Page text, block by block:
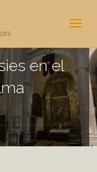
en el
el Socors de Palma